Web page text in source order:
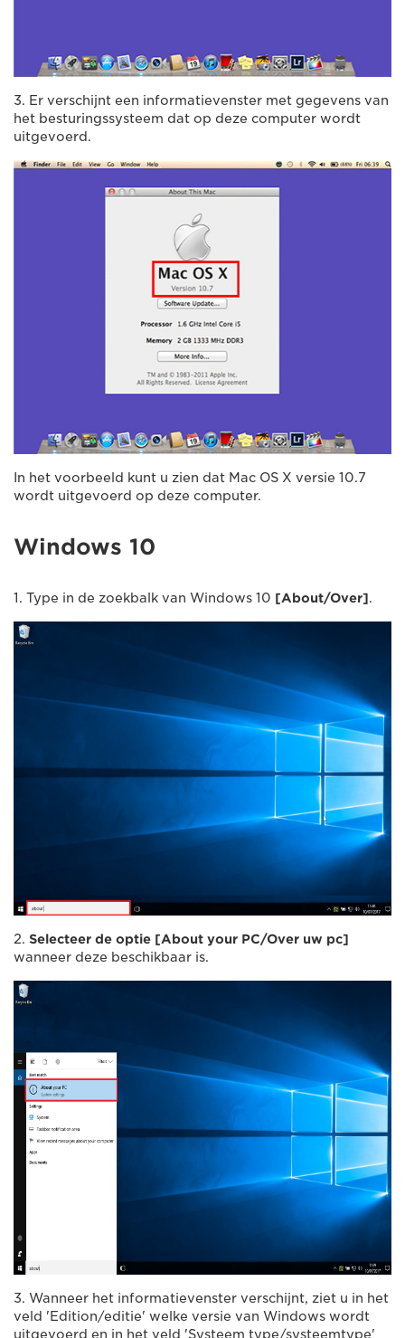
3. Er verschijnt een informatievenster met gegevens van
het besturingssysteem dat op deze computer wordt
uitgevoerd.
In het voorbeeld kunt u zien dat Mac OS X versie 10.7
wordt uitgevoerd op deze computer.
Windows 10
1. Type in de zoekbalk van Windows 10 [About/Over].
2. Selecteer de optie [About your PC/Over uw pc]
wanneer deze beschikbaar is.
3. Wanneer het informatievenster verschijnt, ziet u in het
veld 'Edition/editie' welke versie van Windows wordt
uitgevoerd en in het veld 'Systeem type/systeemtype'